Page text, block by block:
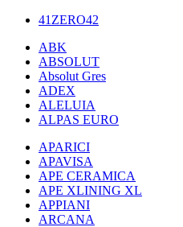
41ZERO42
ABK
ABSOLUT
Absolut Gres
ADEX
ALELUIA
ALPAS EURO
APARICI
APAVISA
APE CERAMICA
APE XLINING XL
APPIANI
ARCANA